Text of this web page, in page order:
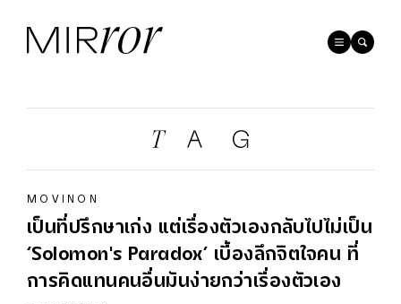
MOVINON
เป็นที่ปรึกษาเก่ง แต่เรื่องตัวเองกลับไปไม่เป็น
‘Solomon's Paradox’ เบื้องลึกจิตใจคน ที่
การคิดแทนคนอื่นมันง่ายกว่าเรื่องตัวเอง